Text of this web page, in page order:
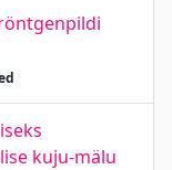
kuju-mälu